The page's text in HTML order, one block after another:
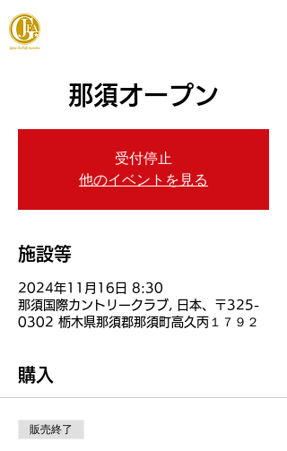
那須オープン
受付停止
他のイベントを見る
施設等
2024年11月16日 8:30
那須国際カントリークラブ, 日本、〒325-
0302 栃木県那須郡那須町高久丙１７９２
購入
販売終了